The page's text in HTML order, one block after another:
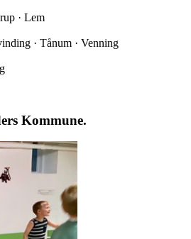
· Lem
· Tånum · Venning
Kommune.